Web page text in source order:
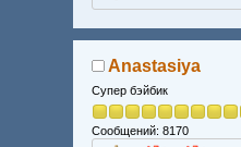
Anastasiya
Супер бэйбик
Сообщений: 8170